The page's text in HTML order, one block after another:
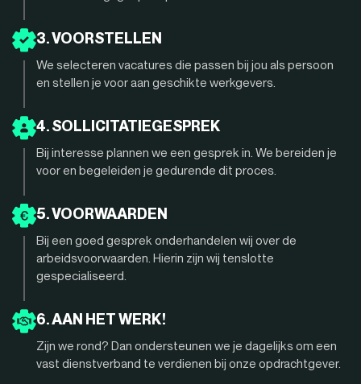
3. VOORSTELLEN
We selecteren vacatures die passen bij jou als persoon
en stellen je voor aan geschikte werkgevers.
4. SOLLICITATIEGESPREK
Bij interesse plannen we een gesprek in. We bereiden je
voor en begeleiden je gedurende dit proces.
5. VOORWAARDEN
Bij een goed gesprek onderhandelen wij over de
arbeidsvoorwaarden. Hierin zijn wij tenslotte
gespecialiseerd.
6. AAN HET WERK!
Zijn we rond? Dan ondersteunen we je dagelijks om een
vast dienstverband te verdienen bij onze opdrachtgever.